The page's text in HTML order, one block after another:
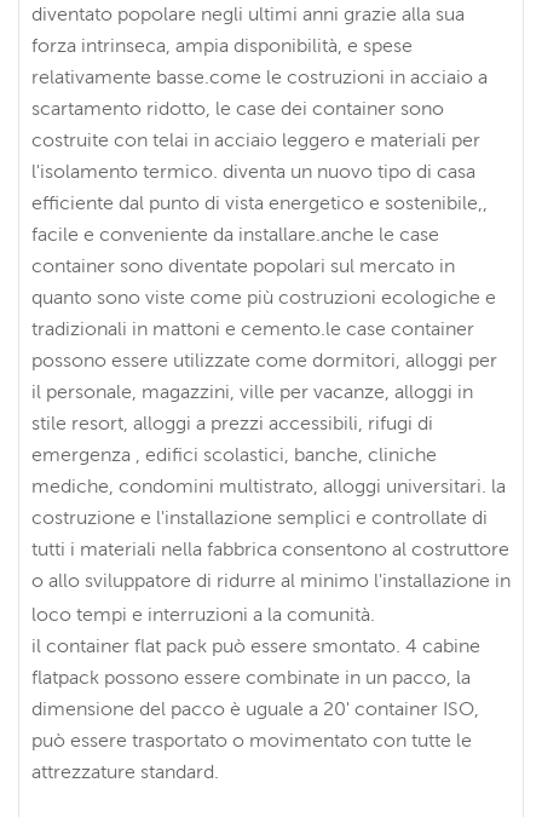
diventato popolare negli ultimi anni grazie alla sua
forza intrinseca, ampia disponibilità, e spese
relativamente basse.come le costruzioni in acciaio a
scartamento ridotto, le case dei container sono
costruite con telai in acciaio leggero e materiali per
l'isolamento termico. diventa un nuovo tipo di casa
efficiente dal punto di vista energetico e sostenibile,,
facile e conveniente da installare.anche le case
container sono diventate popolari sul mercato in
quanto sono viste come più costruzioni ecologiche e
tradizionali in mattoni e cemento.le case container
possono essere utilizzate come dormitori, alloggi per
il personale, magazzini, ville per vacanze, alloggi in
stile resort, alloggi a prezzi accessibili, rifugi di
emergenza , edifici scolastici, banche, cliniche
mediche, condomini multistrato, alloggi universitari. la
costruzione e l'installazione semplici e controllate di
tutti i materiali nella fabbrica consentono al costruttore
o allo sviluppatore di ridurre al minimo l'installazione in
loco tempi e interruzioni a la comunità.
il container flat pack può essere smontato. 4 cabine
flatpack possono essere combinate in un pacco, la
dimensione del pacco è uguale a 20' container ISO,
può essere trasportato o movimentato con tutte le
attrezzature standard.